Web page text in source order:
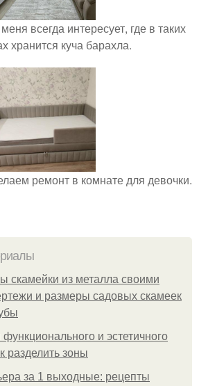
всегда интересует, где в таких
хранится куча барахла.
ремонт в комнате для девочки.
скамейки из металла своими
и размеры садовых скамеек
и эстетичного
разделить зоны
за 1 выходные: рецепты